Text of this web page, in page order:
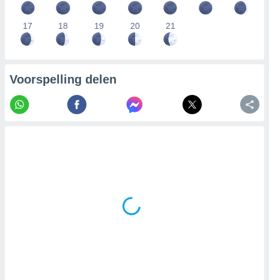
17 18 19 20 21
Voorspelling delen